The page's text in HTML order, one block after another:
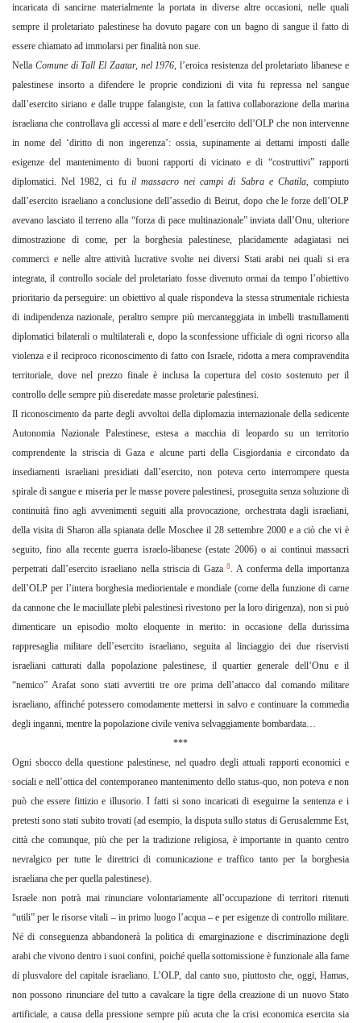
incaricata di sancirne materialmente la portata in diverse altre occasioni, nelle quali
sempre il proletariato palestinese ha dovuto pagare con un bagno di sangue il fatto di
essere chiamato ad immolarsi per finalità non sue.
Nella Comune di Tall El Zaatar, nel 1976, l’eroica resistenza del proletariato libanese e
palestinese insorto a difendere le proprie condizioni di vita fu repressa nel sangue
dall’esercito siriano e dalle truppe falangiste, con la fattiva collaborazione della marina
israeliana che controllava gli accessi al mare e dell’esercito dell’OLP che non intervenne
in nome del ‘diritto di non ingerenza’: ossia, supinamente ai dettami imposti dalle
esigenze del mantenimento di buoni rapporti di vicinato e di “costruttivi” rapporti
diplomatici. Nel 1982, ci fu il massacro nei campi di Sabra e Chatila, compiuto
dall’esercito israeliano a conclusione dell’assedio di Beirut, dopo che le forze dell’OLP
avevano lasciato il terreno alla “forza di pace multinazionale” inviata dall’Onu, ulteriore
dimostrazione di come, per la borghesia palestinese, placidamente adagiatasi nei
commerci e nelle altre attività lucrative svolte nei diversi Stati arabi nei quali si era
integrata, il controllo sociale del proletariato fosse divenuto ormai da tempo l’obiettivo
prioritario da perseguire: un obiettivo al quale rispondeva la stessa strumentale richiesta
di indipendenza nazionale, peraltro sempre più mercanteggiata in imbelli trastullamenti
diplomatici bilaterali o multilaterali e, dopo la sconfessione ufficiale di ogni ricorso alla
violenza e il reciproco riconoscimento di fatto con Israele, ridotta a mera compravendita
territoriale, dove nel prezzo finale è inclusa la copertura del costo sostenuto per il
controllo delle sempre più diseredate masse proletarie palestinesi.
Il riconoscimento da parte degli avvoltoi della diplomazia internazionale della sedicente
Autonomia Nazionale Palestinese, estesa a macchia di leopardo su un territorio
comprendente la striscia di Gaza e alcune parti della Cisgiordania e circondato da
insediamenti israeliani presidiati dall’esercito, non poteva certo interrompere questa
spirale disangue e miseria per le masse povere palestinesi, proseguita senza soluzione di
continuità fino agli avvenimenti seguiti alla provocazione, orchestrata dagli israeliani,
della visita di Sharon alla spianata delle Moschee il 28 settembre 2000 e a ciò che vi è
seguito, fino alla recente guerra israelo-libanese (estate 2006) o ai continui massacri
perpetrati dall’esercito israeliano nella striscia di Gaza8 . A conferma della importanza
dell’OLP per l’intera borghesia mediorientale e mondiale (come della funzione di carne
da cannone che le maciullate plebi palestinesi rivestono per la loro dirigenza), non si può
dimenticare un episodio molto eloquente in merito: in occasione della durissima
rappresaglia militare dell’esercito israeliano, seguita al linciaggio dei due riservisti
israeliani catturati dalla popolazione palestinese, il quartier generale dell’Onu e il
“nemico” Arafat sono stati avvertiti tre ore prima dell’attacco dal comando militare
israeliano, affinché potessero comodamente mettersi in salvo e continuare la commedia
degli inganni, mentre la popolazione civile veniva selvaggiamente bombardata…
***
Ogni sbocco della questione palestinese, nel quadro degli attuali rapporti economici e
sociali e nell’ottica del contemporaneo mantenimento dello status-quo, non poteva e non
può che essere fittizio e illusorio. I fatti si sono incaricati di eseguirne la sentenza e i
pretesti sono stati subito trovati (ad esempio, la disputa sullo status di Gerusalemme Est,
città che comunque, più che per la tradizione religiosa, è importante in quanto centro
nevralgico per tutte le direttrici di comunicazione e traffico tanto per la borghesia
israeliana che per quella palestinese).
Israele non potrà mai rinunciare volontariamente all’occupazione di territori ritenuti
“utili” per le risorse vitali – in primo luogo l’acqua – e per esigenze di controllo militare.
Né di conseguenza abbandonerà la politica di emarginazione e discriminazione degli
arabi che vivono dentro i suoi confini, poiché quella sottomissione è funzionale alla fame
di plusvalore del capitale israeliano. L’OLP, dal canto suo, piuttosto che, oggi, Hamas,
non possono rinunciare del tutto a cavalcare la tigre della creazione di un nuovo Stato
artificiale, a causa della pressione sempre più acuta che la crisi economica esercita sia